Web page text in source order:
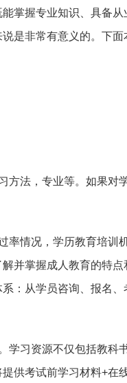
掌握专业知识、具备从
是非常有意义的。下
方法，专业等。如果对
率情况，学历教育培训
并掌握成人教育的特
：从学员咨询、报名
学习资源不仅包括教科
供考试前学习材料+在